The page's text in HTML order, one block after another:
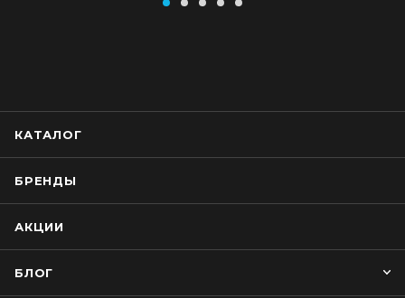
КАТАЛОГ
БРЕНДЫ
АКЦИИ
БЛОГ